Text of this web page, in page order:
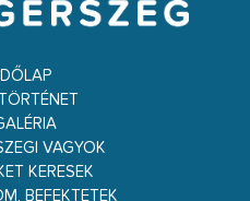
VAGYOK
KERESEK
BEFEKTETEK